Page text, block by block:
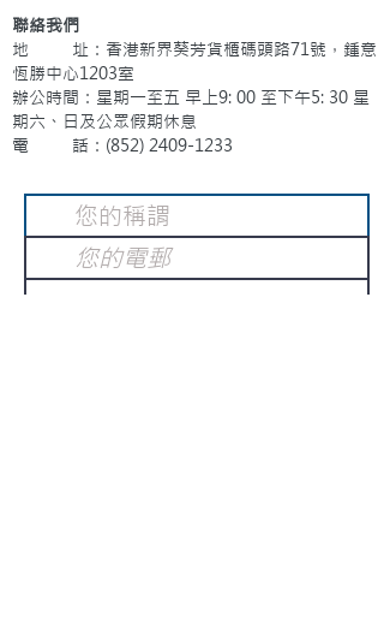
聯絡我們
地 址：香港新界葵芳貨櫃碼頭路71號，鍾意
恆勝中心1203室
辦公時間：星期一至五 早上9: 00 至下午5: 30 星
期六、日及公眾假期休息
電 話：(852) 2409-1233